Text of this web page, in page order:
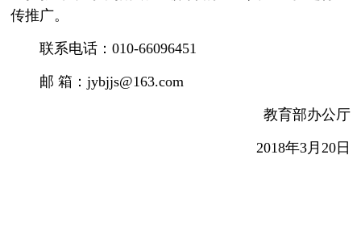
传推广。
联系电话：010-66096451
邮 箱：jybjjs@163.com
教育部办公厅
2018年3月20日